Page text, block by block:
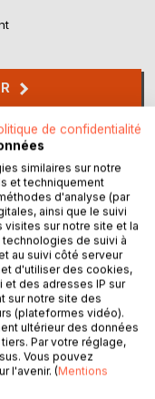
La colère gronde.
être rétabli. Seul
de confidentialité
similaires sur notre
et techniquement
d'analyse (par
ainsi que le suivi
sur notre site et la
de suivi à
au suivi côté serveur
d'utiliser des cookies,
des adresses IP sur
sur notre site des
(plateformes vidéo).
ultérieur des données
Par votre réglage,
Vous pouvez
l'avenir. (Mentions